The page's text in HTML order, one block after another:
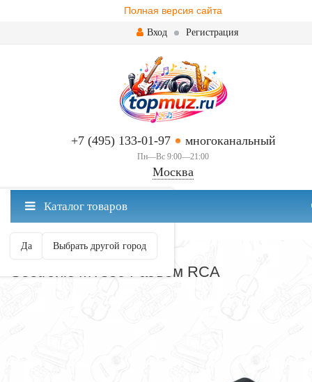
Полная версия сайта
Вход Регистрация
+7 (495) 133-01-97 многоканальный
Пн—Вс 9:00—21:00
Москва
Москва ваш город?
Да Выбрать другой город
Каталог товаров
РАЗЪЕМЫ И ПЕРЕХОДНИКИ
Seetronic MT380 Разъем RCA